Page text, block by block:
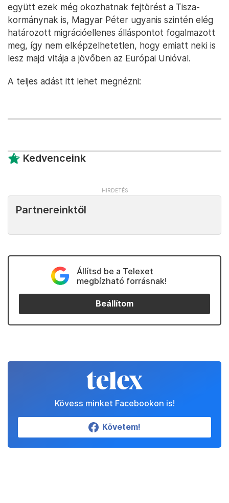
együtt ezek még okozhatnak fejtörést a Tisza-
kormánynak is, Magyar Péter ugyanis szintén elég
határozott migrációellenes álláspontot fogalmazott
meg, így nem elképzelhetetlen, hogy emiatt neki is
lesz majd vitája a jövőben az Európai Unióval.
A teljes adást itt lehet megnézni:
Kedvenceink
Partnereinktől
Állítsd be a Telexet
megbízható forrásnak!
Beállítom
Kövess minket Facebookon is!
Követem!